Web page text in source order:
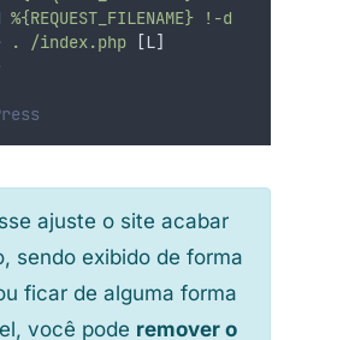
%{REQUEST_FILENAME}
!-d
. /index.php [L]
ajuste o site acabar
sendo exibido de forma
ficar de alguma forma
você pode remover o